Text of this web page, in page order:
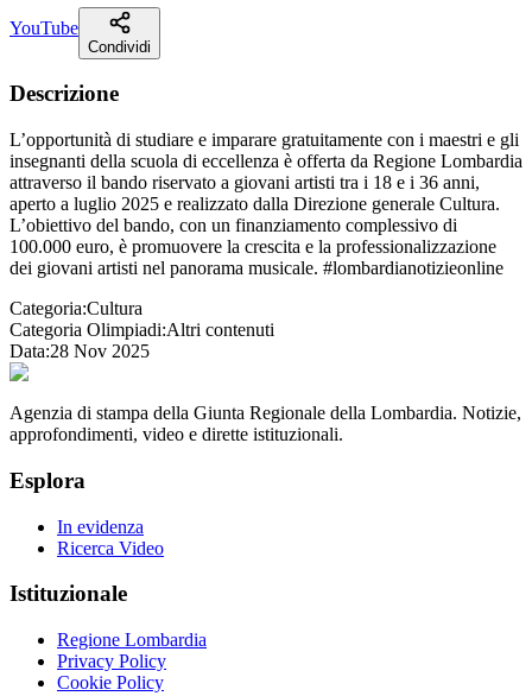
YouTube
Condividi
Descrizione
L’opportunità di studiare e imparare gratuitamente con i maestri e gli
insegnanti della scuola di eccellenza è offerta da Regione Lombardia
attraverso il bando riservato a giovani artisti tra i 18 e i 36 anni,
aperto a luglio 2025 e realizzato dalla Direzione generale Cultura.
L’obiettivo del bando, con un finanziamento complessivo di
100.000 euro, è promuovere la crescita e la professionalizzazione
dei giovani artisti nel panorama musicale. #lombardianotizieonline
Categoria:Cultura
Categoria Olimpiadi:Altri contenuti
Data:28 Nov 2025
Agenzia di stampa della Giunta Regionale della Lombardia. Notizie,
approfondimenti, video e dirette istituzionali.
Esplora
In evidenza
Ricerca Video
Istituzionale
Regione Lombardia
Privacy Policy
Cookie Policy